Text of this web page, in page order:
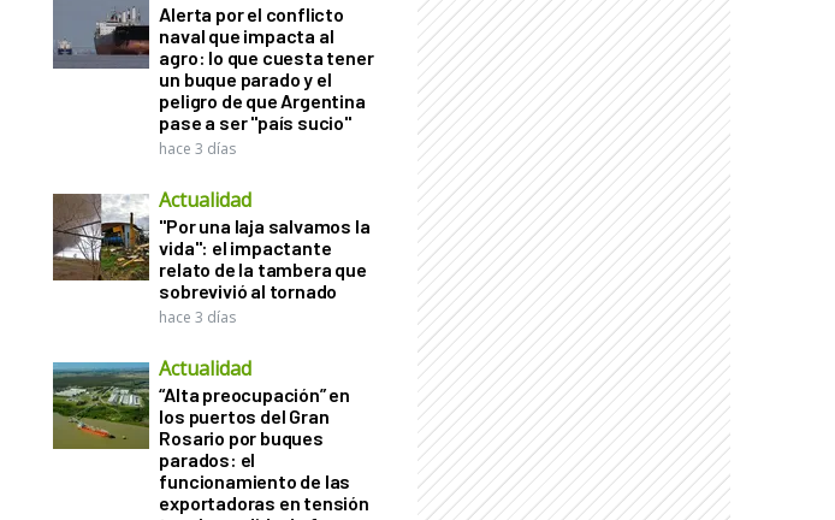
Alerta por el conflicto
naval que impacta al
agro: lo que cuesta tener
un buque parado y el
peligro de que Argentina
pase a ser "país sucio"
hace 3 días
Actualidad
"Por una laja salvamos la
vida": el impactante
relato de la tambera que
sobrevivió al tornado
hace 3 días
Actualidad
“Alta preocupación” en
los puertos del Gran
Rosario por buques
parados: el
funcionamiento de las
exportadoras en tensión